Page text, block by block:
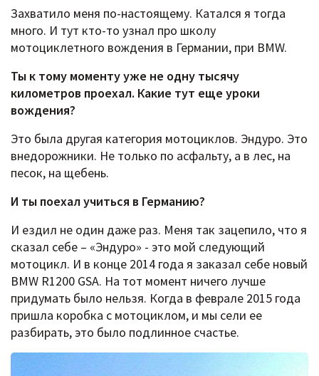
Захватило меня по-настоящему. Катался я тогда
много. И тут кто-то узнал про школу
мотоциклетного вождения в Германии, при BMW.
Ты к тому моменту уже не одну тысячу
километров проехал. Какие тут еще уроки
вождения?
Это была другая категория мотоциклов. Эндуро. Это
внедорожники. Не только по асфальту, а в лес, на
песок, на щебень.
И ты поехал учиться в Германию?
И ездил не один даже раз. Меня так зацепило, что я
сказал себе – «Эндуро» - это мой следующий
мотоцикл. И в конце 2014 года я заказал себе новый
BMW R1200 GSA. На тот момент ничего лучше
придумать было нельзя. Когда в феврале 2015 года
пришла коробка с мотоциклом, и мы сели ее
разбирать, это было подлинное счастье.